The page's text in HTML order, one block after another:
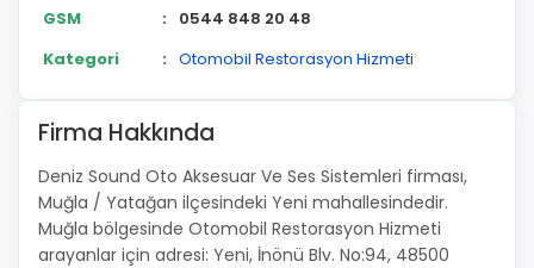
GSM
:
0544 848 20 48
Kategori
: Otomobil Restorasyon Hizmeti
Firma Hakkında
Deniz Sound Oto Aksesuar Ve Ses Sistemleri firması,
Muğla / Yatağan ilçesindeki Yeni mahallesindedir.
Muğla bölgesinde Otomobil Restorasyon Hizmeti
arayanlar için adresi: Yeni, İnönü Blv. No:94, 48500